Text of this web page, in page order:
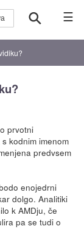
☰
prvotni
kodnim imenom
predvsem
enojedrni
dolgo. Analitiki
k AMDju, če
pa se tudi o